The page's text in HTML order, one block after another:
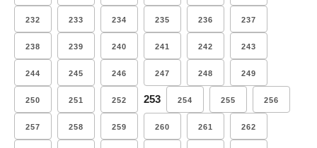
232 233 234 235 236 237
238 239 240 241 242 243
244 245 246 247 248 249
250 251 252 253 254 255 256
257 258 259 260 261 262